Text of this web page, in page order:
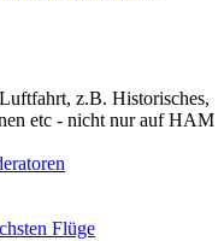
z.B. Historisches,
etc - nicht nur auf HAM
Flüge